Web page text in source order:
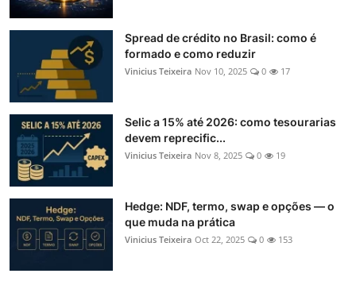
Spread de crédito no Brasil: como é
formado e como reduzir
Vinicius Teixeira Nov 10, 2025 0 17
Selic a 15% até 2026: como tesourarias
devem reprecific...
Vinicius Teixeira Nov 8, 2025 0 19
Hedge: NDF, termo, swap e opções — o
que muda na prática
Vinicius Teixeira Oct 22, 2025 0 153